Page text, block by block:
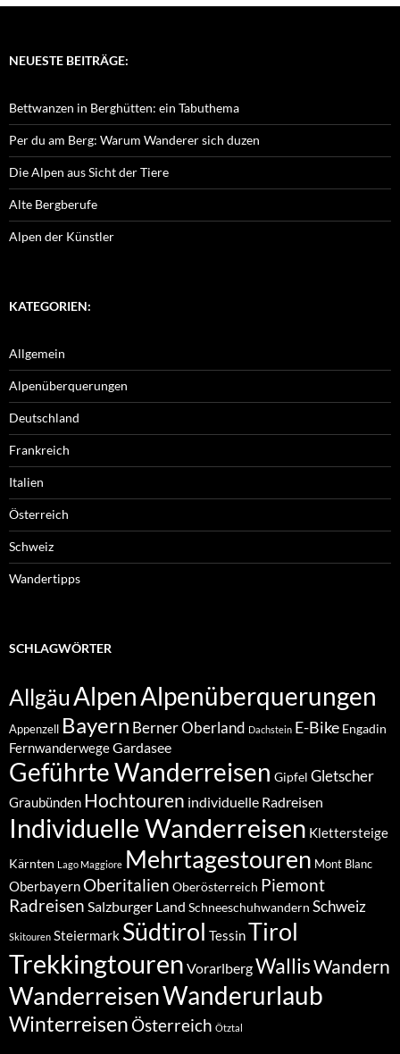
NEUESTE BEITRÄGE:
Bettwanzen in Berghütten: ein Tabuthema
Per du am Berg: Warum Wanderer sich duzen
Die Alpen aus Sicht der Tiere
Alte Bergberufe
Alpen der Künstler
KATEGORIEN:
Allgemein
Alpenüberquerungen
Deutschland
Frankreich
Italien
Österreich
Schweiz
Wandertipps
SCHLAGWÖRTER
AllgäuAlpenAlpenüberquerungen
Appenzell Bayern Berner Oberland Dachstein E-Bike Engadin
FernwanderwegeGardasee
Geführte Wanderreisen Gipfel Gletscher
Graubünden Hochtouren individuelle Radreisen
Individuelle Wanderreisen Klettersteige
Kärnten Lago Maggiore Mehrtagestouren Mont Blanc
Oberbayern Oberitalien Oberösterreich Piemont
Radreisen Salzburger Land Schneeschuhwandern Schweiz
Skitouren Steiermark Südtirol TessinTirol
Trekkingtouren VorarlbergWallisWandern
WanderreisenWanderurlaub
Winterreisen Österreich Ötztal